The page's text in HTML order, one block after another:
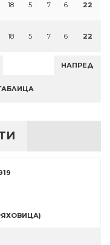
18 5 7 6 22
18 5 7 6 22
НАПРЕД